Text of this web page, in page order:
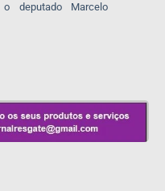
deputado Marcelo